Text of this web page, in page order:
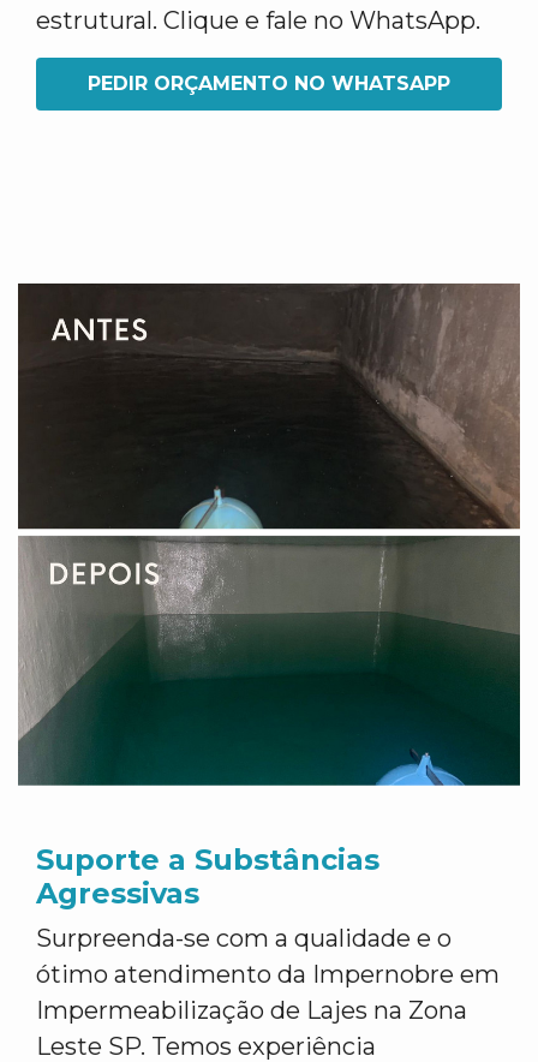
estrutural. Clique e fale no WhatsApp.
PEDIR ORÇAMENTO NO WHATSAPP
Suporte a Substâncias
Agressivas
Surpreenda-se com a qualidade e o
ótimo atendimento da Impernobre em
Impermeabilização de Lajes na Zona
Leste SP. Temos experiência